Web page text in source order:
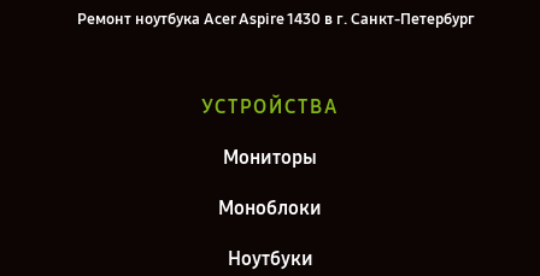
Ремонт ноутбука Acer Aspire 1430 в г. Санкт-Петербург
УСТРОЙСТВА
Мониторы
Моноблоки
Ноутбуки